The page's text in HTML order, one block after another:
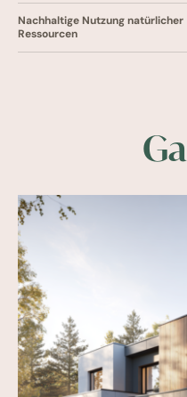
Nachhaltige Nutzung natürlicher
Ressourcen